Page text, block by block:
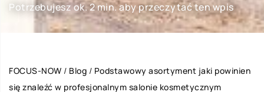
Potrzebujesz ok. 2 min. aby przeczytać ten wpis
FOCUS-NOW / Blog / Podstawowy asortyment jaki powinien
się znaleźć w profesjonalnym salonie kosmetycznym